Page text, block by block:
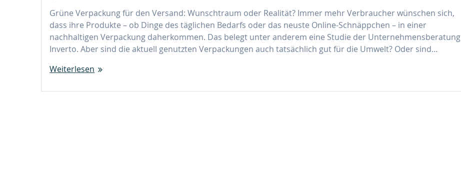
Grüne Verpackung für den Versand: Wunschtraum oder Realität? Immer mehr Verbraucher wünschen sich,
dass ihre Produkte – ob Dinge des täglichen Bedarfs oder das neuste Online-Schnäppchen – in einer
nachhaltigen Verpackung daherkommen. Das belegt unter anderem eine Studie der Unternehmensberatung
Inverto. Aber sind die aktuell genutzten Verpackungen auch tatsächlich gut für die Umwelt? Oder sind…
Weiterlesen